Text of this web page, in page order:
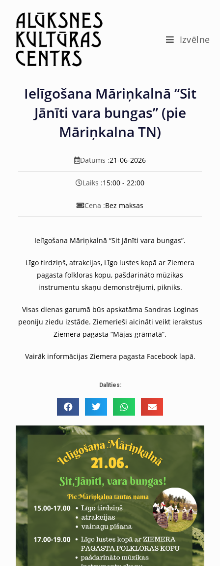
Izvēlne
Ielīgošana Māriņkalnā “Sit
Jānīti vara bungas” (pie
Māriņkalna TN)
Datums :21-06-2026
Laiks :15:00 - 22:00
Cena :Bez maksas
Ielīgošana Māriņkalnā “Sit Jānīti vara bungas”.
Līgo tirdziņš, atrakcijas, Līgo lustes kopā ar Ziemera
pagasta folkloras kopu, pašdarināto mūzikas
instrumentu skaņu demonstrējumi, pikniks.
Visas dienas garumā būs apskatāma Sandras Loginas
peoniju ziedu izstāde. Ziemerieši aicināti veikt ierakstus
Ziemera pagasta “Mājas grāmatā”.
Vairāk informācijas Ziemera pagasta Facebook lapā.
Dalīties: